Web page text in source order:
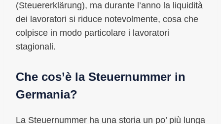
(Steuererklärung), ma durante l’anno la liquidità
dei lavoratori si riduce notevolmente, cosa che
colpisce in modo particolare i lavoratori
stagionali.
Che cos’è la Steuernummer in
Germania?
La Steuernummer ha una storia un po’ più lunga